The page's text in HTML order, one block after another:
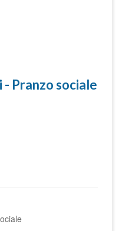
Pranzo sociale